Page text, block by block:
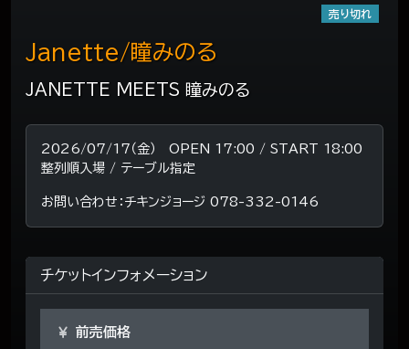
売り切れ
JANETTE MEETS 瞳みのる
Janette/瞳みのる
2026/07/17（金） OPEN 17:00 / START 18:00
整列順入場 / テーブル指定
お問い合わせ：チキンジョージ 078-332-0146
チケットインフォメーション
前売価格